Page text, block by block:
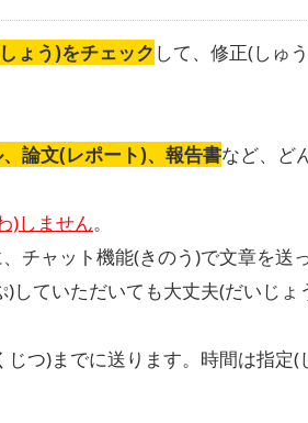
ょう)をチェック して、修正(しゅ
論文(レポート)、報告書など、ど
)しません。
チャット機能(きのう)で文章を送
ていただいても大丈夫(だいじょ
つ)までに送ります。時間は指定(